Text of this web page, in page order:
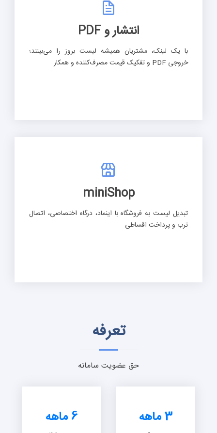
انتشار و PDF
با یک لینک، مشتریان همیشه لیست بروز را می‌بینند؛
خروجی PDF و تفکیک قیمت مصرف‌کننده و همکار
miniShop
تبدیل لیست به فروشگاه با اینماد، درگاه اختصاصی، اتصال
ترب و پرداخت اقساطی
تعرفه
حق عضویت سامانه
3 ماهه 6 ماهه